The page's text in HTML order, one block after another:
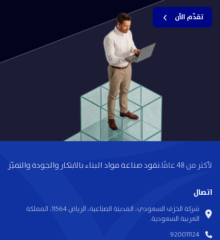
تقدّم الآن
لأكثر من 48 عامًا. نقود صناعة مواد البناء بالابتكار والجودة والتميّز
اتصال
شركة الخزف السعودي، المدينة الصناعية، الرياض 11564، المملكة
العربية السعودية.
920011124